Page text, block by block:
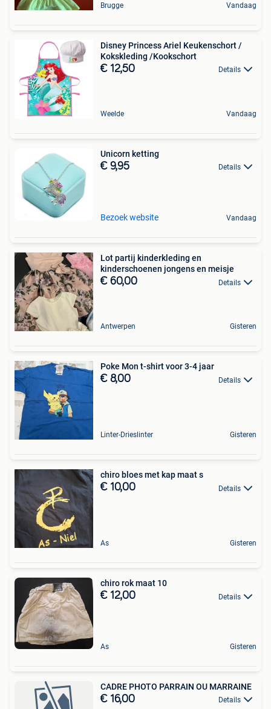
Brugge Vandaag
Disney Princess Ariel Keukenschort /
Kokskleding /Kookschort
€ 12,50 Details
Weelde Vandaag
Unicorn ketting
€ 9,95 Details
Bezoek website Vandaag
Lot partij kinderkleding en
kinderschoenen jongens en meisje
€ 60,00 Details
Antwerpen Gisteren
Poke Mon t-shirt voor 3-4 jaar
€ 8,00 Details
Linter-Drieslinter Gisteren
chiro bloes met kap maat s
€ 10,00 Details
As Gisteren
chiro rok maat 10
€ 12,00 Details
As Gisteren
CADRE PHOTO PARRAIN OU MARRAINE
€ 16,00 Details